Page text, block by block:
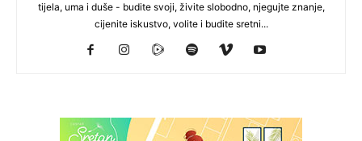
tijela, uma i duše - budite svoji, živite slobodno, njegujte znanje,
cijenite iskustvo, volite i budite sretni...